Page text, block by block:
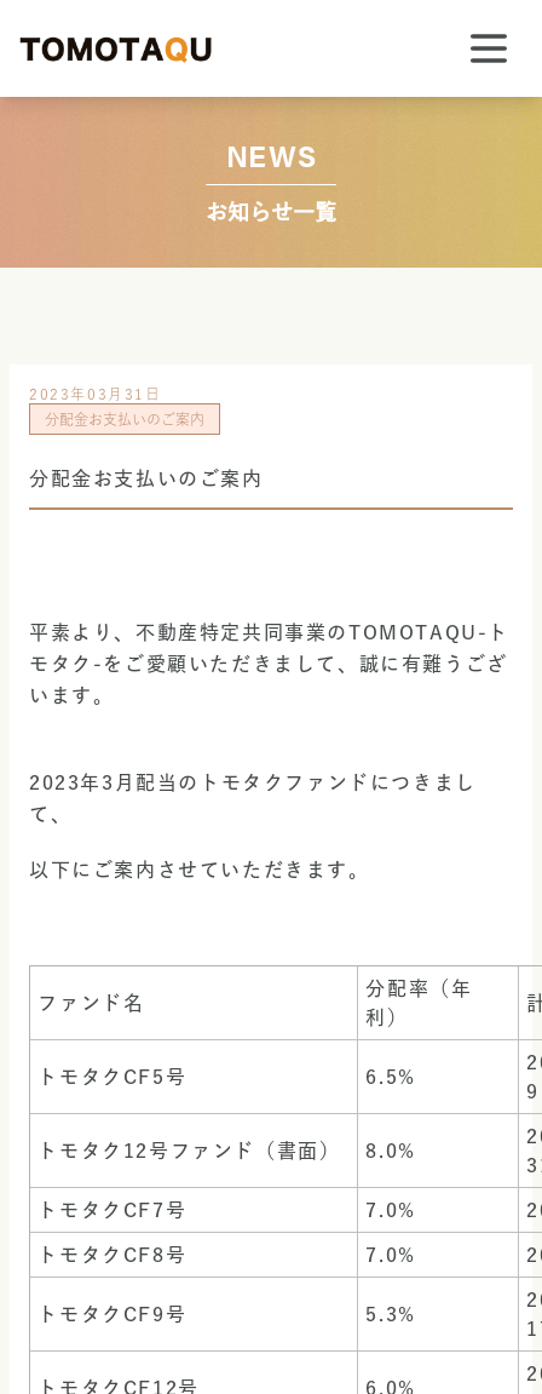
NEWS
お知らせ一覧
2023年03月31日
分配金お支払いのご案内
分配金お支払いのご案内
平素より、不動産特定共同事業のTOMOTAQU-ト
モタク-をご愛顧いただきまして、誠に有難うござ
います。
2023年3月配当のトモタクファンドにつきまし
て、
以下にご案内させていただきます。
ファンド名
分配率（年
利）
トモタクCF5号 6.5%
9
トモタク12号ファンド（書面） 8.0%
トモタクCF7号 7.0%
トモタクCF8号 7.0%
トモタクCF9号 5.3%
トモタクCF12号 6.0%